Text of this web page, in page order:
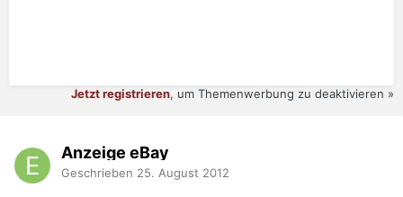
Jetzt registrieren, um Themenwerbung zu deaktivieren »
Anzeige eBay
Geschrieben 25. August 2012